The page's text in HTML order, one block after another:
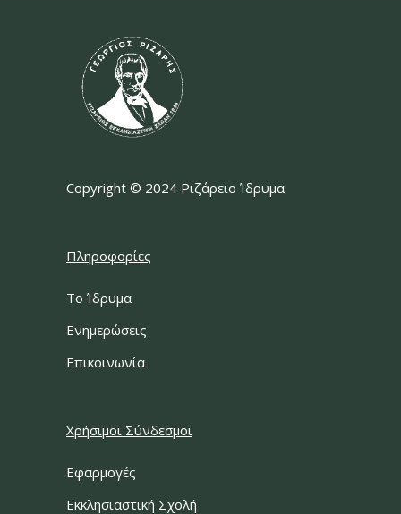
Copyright © 2024 Ριζάρειο Ίδρυμα
Πληροφορίες
Το Ίδρυμα
Ενημερώσεις
Επικοινωνία
Χρήσιμοι Σύνδεσμοι
Εφαρμογές
Εκκλησιαστική Σχολή